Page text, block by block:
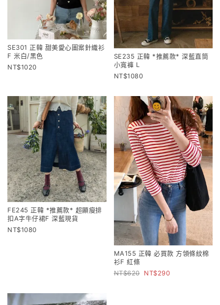
SE301 正韓 甜美愛心圖案針織衫
F 米白/黑色
1020
SE235 正韓 *推薦款* 深藍直筒
小寬褲 L
1080
FE245 正韓 *推薦款* 超顯瘦排
扣A字牛仔裙F 深藍現貨
1080
MA155 正韓 必買款 方領條紋棉
衫F 紅條
620
290